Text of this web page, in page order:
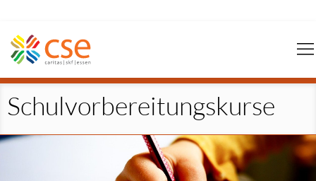
Schulvorbereitungskurse